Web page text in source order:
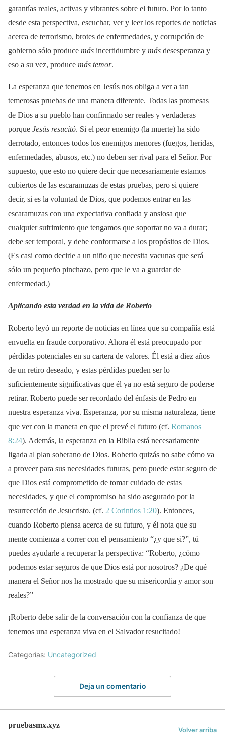
garantías reales, activas y vibrantes sobre el futuro. Por lo tanto
desde esta perspectiva, escuchar, ver y leer los reportes de noticias
acerca de terrorismo, brotes de enfermedades, y corrupción de
gobierno sólo produce más incertidumbre y más desesperanza y
eso a su vez, produce más temor.
La esperanza que tenemos en Jesús nos obliga a ver a tan
temerosas pruebas de una manera diferente. Todas las promesas
de Dios a su pueblo han confirmado ser reales y verdaderas
porque Jesús resucitó. Si el peor enemigo (la muerte) ha sido
derrotado, entonces todos los enemigos menores (fuegos, heridas,
enfermedades, abusos, etc.) no deben ser rival para el Señor. Por
supuesto, que esto no quiere decir que necesariamente estamos
cubiertos de las escaramuzas de estas pruebas, pero si quiere
decir, si es la voluntad de Dios, que podemos entrar en las
escaramuzas con una expectativa confiada y ansiosa que
cualquier sufrimiento que tengamos que soportar no va a durar;
debe ser temporal, y debe conformarse a los propósitos de Dios.
(Es casi como decirle a un niño que necesita vacunas que será
sólo un pequeño pinchazo, pero que le va a guardar de
enfermedad.)
Aplicando esta verdad en la vida de Roberto
Roberto leyó un reporte de noticias en línea que su compañía está
envuelta en fraude corporativo. Ahora él está preocupado por
pérdidas potenciales en su cartera de valores. Él está a diez años
de un retiro deseado, y estas pérdidas pueden ser lo
suficientemente significativas que él ya no está seguro de poderse
retirar. Roberto puede ser recordado del énfasis de Pedro en
nuestra esperanza viva. Esperanza, por su misma naturaleza, tiene
que ver con la manera en que el prevé el futuro (cf. Romanos
8:24). Además, la esperanza en la Biblia está necesariamente
ligada al plan soberano de Dios. Roberto quizás no sabe cómo va
a proveer para sus necesidades futuras, pero puede estar seguro de
que Dios está comprometido de tomar cuidado de estas
necesidades, y que el compromiso ha sido asegurado por la
resurrección de Jesucristo. (cf. 2 Corintios 1:20). Entonces,
cuando Roberto piensa acerca de su futuro, y él nota que su
mente comienza a correr con el pensamiento “¿y que si?”, tú
puedes ayudarle a recuperar la perspectiva: “Roberto, ¿cómo
podemos estar seguros de que Dios está por nosotros? ¿De qué
manera el Señor nos ha mostrado que su misericordia y amor son
reales?”
¡Roberto debe salir de la conversación con la confianza de que
tenemos una esperanza viva en el Salvador resucitado!
Categorías: Uncategorized
Deja un comentario
pruebasmx.xyz
Volver arriba